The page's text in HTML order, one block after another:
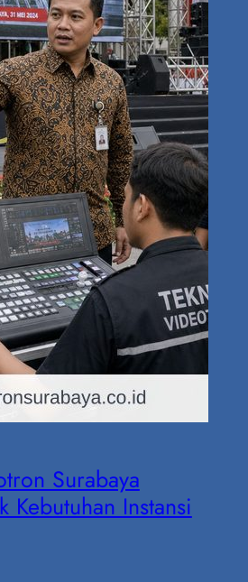
Surabaya
Kebutuhan Instansi